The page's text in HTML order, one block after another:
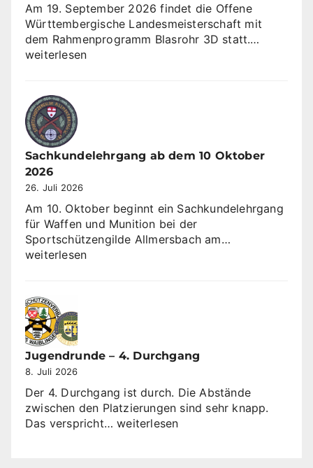
Am 19. September 2026 findet die Offene
Württembergische Landesmeisterschaft mit
dem Rahmenprogramm Blasrohr 3D statt.…
weiterlesen
Sachkundelehrgang ab dem 10 Oktober
2026
26. Juli 2026
Am 10. Oktober beginnt ein Sachkundelehrgang
für Waffen und Munition bei der
Sportschützengilde Allmersbach am…
weiterlesen
Jugendrunde – 4. Durchgang
8. Juli 2026
Der 4. Durchgang ist durch. Die Abstände
zwischen den Platzierungen sind sehr knapp.
Das verspricht…Jugendrunde
weiterlesen